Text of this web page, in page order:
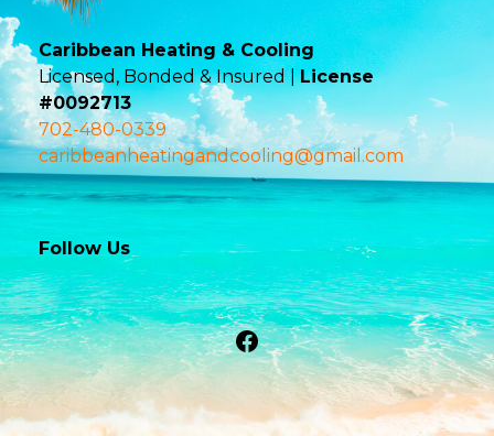
Caribbean Heating & Cooling
Licensed, Bonded & Insured |License
#0092713
702-480-0339
caribbeanheatingandcooling@gmail.com
Follow Us
Facebook